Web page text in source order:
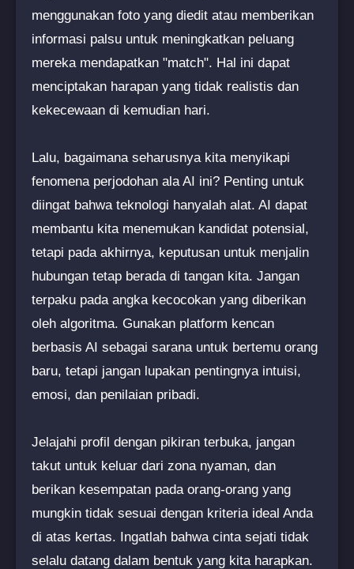
menggunakan foto yang diedit atau memberikan
informasi palsu untuk meningkatkan peluang
mereka mendapatkan "match". Hal ini dapat
menciptakan harapan yang tidak realistis dan
kekecewaan di kemudian hari.
Lalu, bagaimana seharusnya kita menyikapi
fenomena perjodohan ala AI ini? Penting untuk
diingat bahwa teknologi hanyalah alat. AI dapat
membantu kita menemukan kandidat potensial,
tetapi pada akhirnya, keputusan untuk menjalin
hubungan tetap berada di tangan kita. Jangan
terpaku pada angka kecocokan yang diberikan
oleh algoritma. Gunakan platform kencan
berbasis AI sebagai sarana untuk bertemu orang
baru, tetapi jangan lupakan pentingnya intuisi,
emosi, dan penilaian pribadi.
Jelajahi profil dengan pikiran terbuka, jangan
takut untuk keluar dari zona nyaman, dan
berikan kesempatan pada orang-orang yang
mungkin tidak sesuai dengan kriteria ideal Anda
di atas kertas. Ingatlah bahwa cinta sejati tidak
selalu datang dalam bentuk yang kita harapkan.